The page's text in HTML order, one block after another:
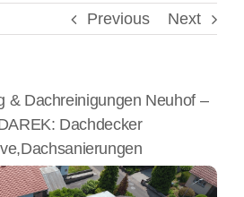
Previous Next
& Dachreinigungen Neuhof –
Dachdecker